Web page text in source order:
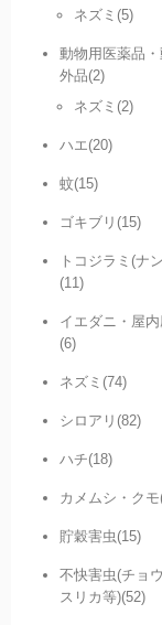
ネズミ(5)
動物用医薬品
外品(2)
ネズミ(2)
ハエ(20)
蚊(15)
ゴキブリ(15)
トコジラミ(ナ
(11)
イエダニ・屋内
(6)
ネズミ(74)
シロアリ(82)
ハチ(18)
カメムシ・ク
貯穀害虫(15)
不快害虫(チョ
スリカ等)(52)